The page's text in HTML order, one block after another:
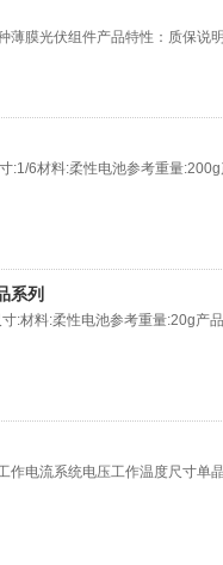
薄膜光伏组件产品特性：质保说
:1/6材料:柔性电池参考重量
系列
:材料:柔性电池参考重量:20g产
作电流系统电压工作温度尺寸单